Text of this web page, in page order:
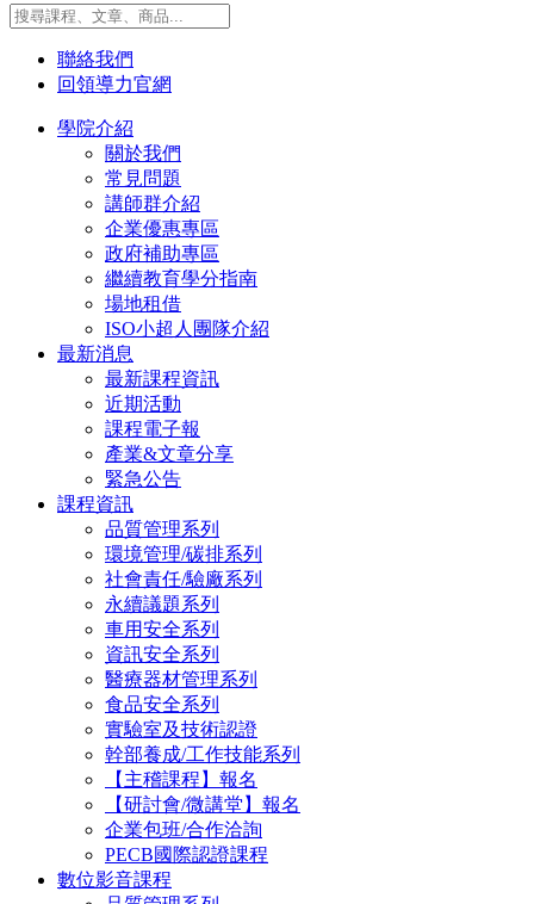
聯絡我們
回領導力官網
學院介紹
關於我們
常見問題
講師群介紹
企業優惠專區
政府補助專區
繼續教育學分指南
場地租借
ISO小超人團隊介紹
最新消息
最新課程資訊
近期活動
課程電子報
產業&文章分享
緊急公告
課程資訊
品質管理系列
環境管理/碳排系列
社會責任/驗廠系列
永續議題系列
車用安全系列
資訊安全系列
醫療器材管理系列
食品安全系列
實驗室及技術認證
幹部養成/工作技能系列
【主稽課程】報名
【研討會/微講堂】報名
企業包班/合作洽詢
PECB國際認證課程
數位影音課程